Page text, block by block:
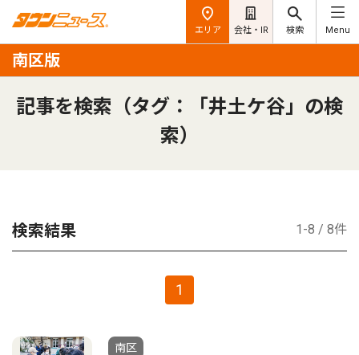
エリア 会社・IR 検索 Menu
南区版
記事を検索（タグ：「井土ケ谷」の検
索）
検索結果 1-8 / 8件
1
南区